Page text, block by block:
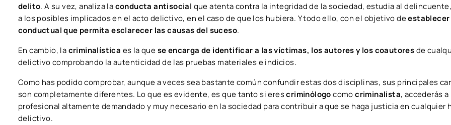
delito. A su vez, analiza laconducta antisocial que atenta contra la integridad de la sociedad, estudia al
a los posibles implicados en el acto delictivo, en el caso de que los hubiera. Y todo ello, con el objetivo de
conductual que permita esclarecer las causas del suceso.
En cambio, lacriminalística es la quese encarga de identificar a las víctimas, los autores y los coautoresde
delictivo comprobando la autenticidad de las pruebas materiales e indicios.
Como has podido comprobar, aunque a veces sea bastante común confundir estas dos disciplinas, sus principales
son completamente diferentes. Lo que es evidente, es que tanto si erescriminólogocomocriminalista, accederás
profesional altamente demandado y muy necesario en la sociedad para contribuir a que se haga justicia en cualquier
delictivo.